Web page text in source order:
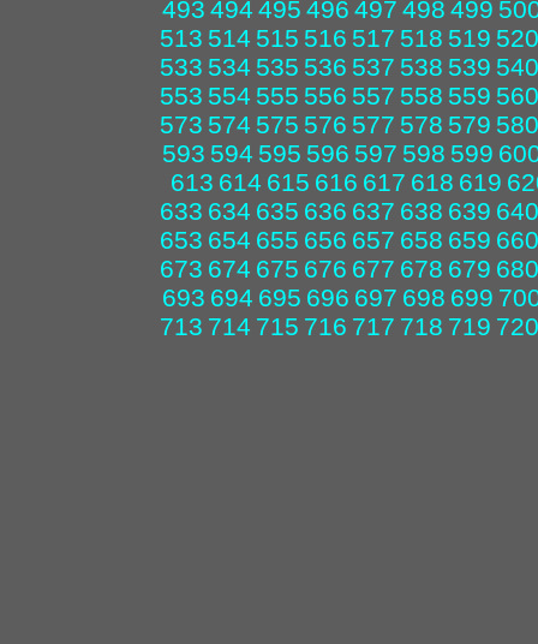
493 494 495 496 497 498 499
513 514 515 516 517 518 519 520
533 534 535 536 537 538 539 540
553 554 555 556 557 558 559 560
573 574 575 576 577 578 579 580
593 594 595 596 597 598 599
613 614 615 616 617 618 619
633 634 635 636 637 638 639 640
653 654 655 656 657 658 659 660
673 674 675 676 677 678 679 680
693 694 695 696 697 698 699
713 714 715 716 717 718 719 720